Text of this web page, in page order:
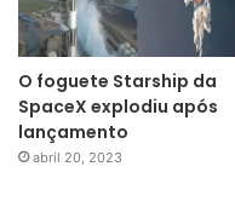
O foguete Starship da
SpaceX explodiu após
lançamento
abril 20, 2023